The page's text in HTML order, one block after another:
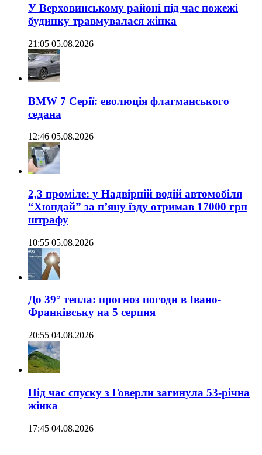
У Верховинському районі під час пожежі
будинку травмувалася жінка
21:05 05.08.2026
BMW 7 Серії: еволюція флагманського
седана
12:46 05.08.2026
2,3 проміле: у Надвірній водій автомобіля
“Хюндай” за п’яну їзду отримав 17000 грн
штрафу
10:55 05.08.2026
До 39° тепла: прогноз погоди в Івано-
Франківську на 5 серпня
20:55 04.08.2026
Під час спуску з Говерли загинула 53-річна
жінка
17:45 04.08.2026